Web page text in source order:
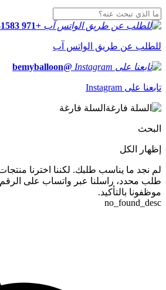
+971 58-531-1583
للطلب عن طريق الواتس آب
@bemyballoon
تابعنا على Instagram
السلة فارغة
البحث
إظهار الكل
لم نجد ما يناسب طلبك. لكننا اخترنا
موظفونا بالتأكيد.
no_found_desc